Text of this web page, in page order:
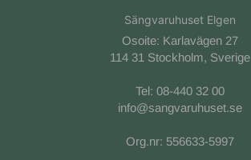
Sängvaruhuset Elgen
Osoite: Karlavägen 27
114 31 Stockholm, Sverige
Tel: 08-440 32 00
info@sangvaruhuset.se
Org.nr: 556633-5997